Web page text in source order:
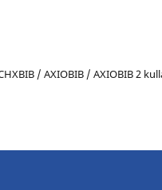
/ AXIOBIB / AXIOBIB 2